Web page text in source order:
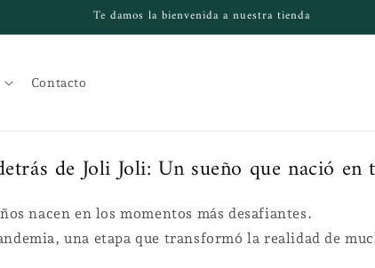
Te damos la bienvenida a nuestra tienda
Contacto
de Joli Joli: Un sueño que nació
nacen en los momentos más desafiantes.
una etapa que transformó la realidad de